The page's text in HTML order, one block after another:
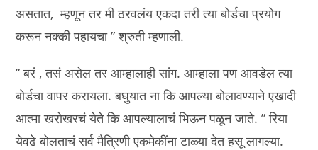
असतात, म्हणून तर मी ठरवलंय एकदा तरी त्या बोर्डचा प्रयोग
करून नक्की पहायचा ” श्रुती म्हणाली.
” बरं , तसं असेल तर आम्हालाही सांग. आम्हाला पण आवडेल त्या
बोर्डचा वापर करायला. बघुयात ना कि आपल्या बोलावण्याने एखादी
आत्मा खरोखरचं येते कि आपल्यालाचं भिऊन पळून जाते. ” रिया
येवढे बोलताचं सर्व मैत्रिणी एकमेकींना टाळ्या देत हसू लागल्या.